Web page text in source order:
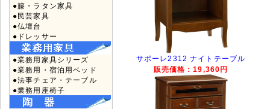
●籐・ラタン家具
●民芸家具
●仏壇台
●ドレッサー
●業務用家具シリーズ
●業務用・宿泊用ベッド
●法事チェア・テーブル
●業務用座椅子
サポーレ2312 ナイトテーブル
販売価格：19,360円